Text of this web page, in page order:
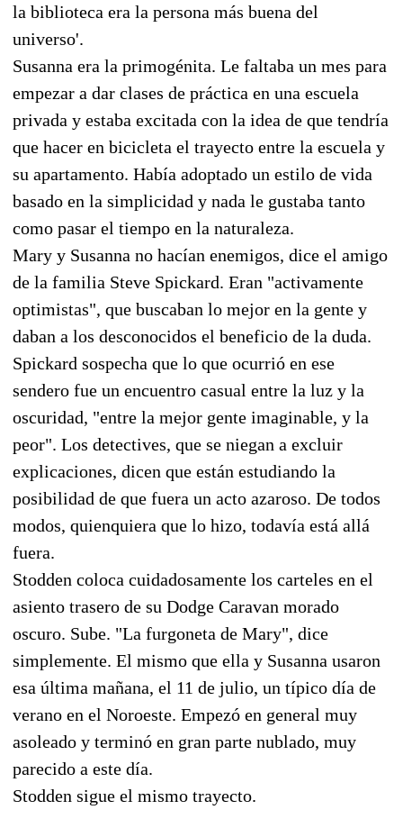
la biblioteca era la persona más buena del
universo'.
Susanna era la primogénita. Le faltaba un mes para
empezar a dar clases de práctica en una escuela
privada y estaba excitada con la idea de que tendría
que hacer en bicicleta el trayecto entre la escuela y
su apartamento. Había adoptado un estilo de vida
basado en la simplicidad y nada le gustaba tanto
como pasar el tiempo en la naturaleza.
Mary y Susanna no hacían enemigos, dice el amigo
de la familia Steve Spickard. Eran "activamente
optimistas", que buscaban lo mejor en la gente y
daban a los desconocidos el beneficio de la duda.
Spickard sospecha que lo que ocurrió en ese
sendero fue un encuentro casual entre la luz y la
oscuridad, "entre la mejor gente imaginable, y la
peor". Los detectives, que se niegan a excluir
explicaciones, dicen que están estudiando la
posibilidad de que fuera un acto azaroso. De todos
modos, quienquiera que lo hizo, todavía está allá
fuera.
Stodden coloca cuidadosamente los carteles en el
asiento trasero de su Dodge Caravan morado
oscuro. Sube. "La furgoneta de Mary", dice
simplemente. El mismo que ella y Susanna usaron
esa última mañana, el 11 de julio, un típico día de
verano en el Noroeste. Empezó en general muy
asoleado y terminó en gran parte nublado, muy
parecido a este día.
Stodden sigue el mismo trayecto.